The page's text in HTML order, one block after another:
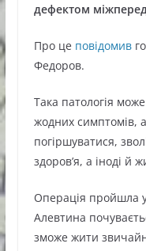
дефектом
Про це повідомив
Федоров.
Така патологія
жодних симптомів,
погіршуватися,
здоров’я, а іноді й
Операція пройшла
Алевтина
зможе жити